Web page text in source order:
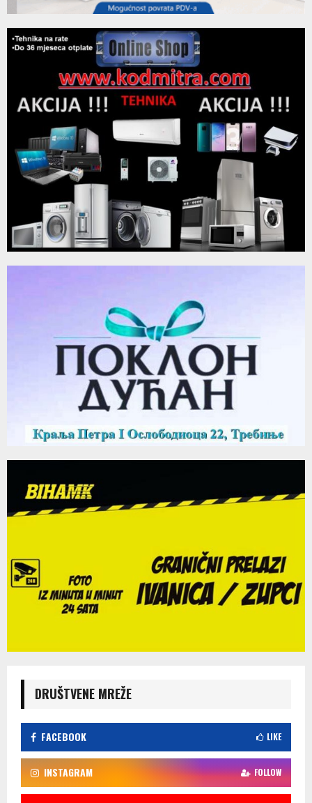
DRUŠTVENE MREŽE
FACEBOOK LIKE
INSTAGRAM FOLLOW